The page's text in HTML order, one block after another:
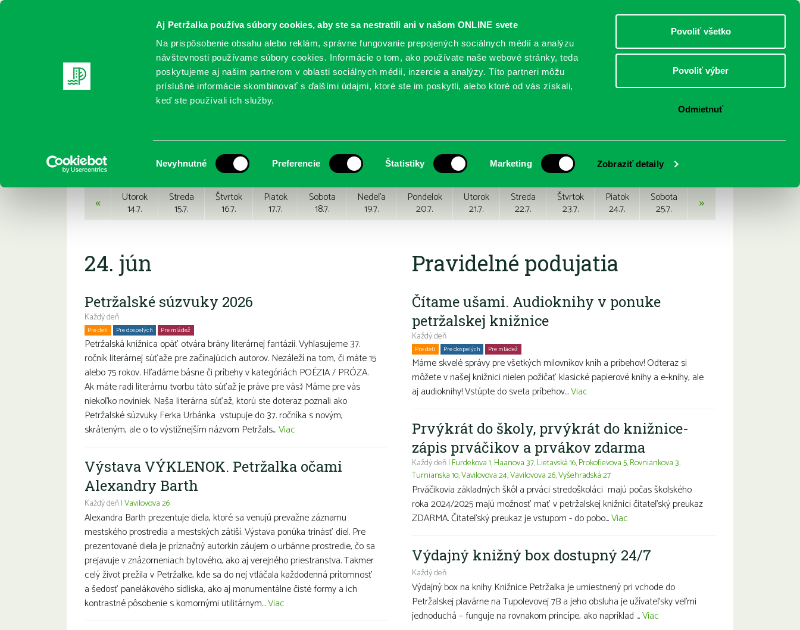
Aj Petržalka používa súbory cookies, aby ste sa nestratili ani v našom ONLINE svete
Na prispôsobenie obsahu alebo reklám, správne fungovanie prepojených sociálnych médií a analýzu
návštevnosti používame súbory cookies. Informácie o tom, ako používate naše webové stránky, teda
poskytujeme aj našim partnerom v oblasti sociálnych médií, inzercie a analýzy. Títo partneri môžu
príslušné informácie skombinovať s ďalšími údajmi, ktoré ste im poskytli, alebo ktoré od vás získali,
keď ste používali ich služby.
súhlasu
Nevyhnutné Preferencie Štatistiky Marketing Zobraziť detaily
Povoliť všetko
Povoliť výber
Odmietnuť
DOSPELÍ
REGISTRUJTE SA ONLINE KATALÓGY SLUŽBY PODUJATIA POBOČKY O KNIŽNICI
Podujatia
« Utorok
14.7.
Streda
15.7.
Štvrtok
16.7.
Piatok
17.7.
Sobota
18.7.
Nedeľa
19.7.
Pondelok
20.7.
Utorok
21.7.
Streda
22.7.
Štvrtok
23.7.
Piatok
24.7.
Sobota
25.7. »
24. jún
Petržalské súzvuky 2026
Každý deň
Pre deti Pre dospelých Pre mládež
Petržalská knižnica opäť otvára brány literárnej fantázii. Vyhlasujeme 37.
ročník literárnej súťaže pre začínajúcich autorov. Nezáleží na tom, či máte 15
alebo 75 rokov. Hľadáme básne či príbehy v kategóriách POÉZIA / PRÓZA.
Ak máte radi literárnu tvorbu táto súťaž je práve pre vás:) Máme pre vás
niekoľko noviniek. Naša literárna súťaž, ktorú ste doteraz poznali ako
Petržalské súzvuky Ferka Urbánka vstupuje do 37. ročníka s novým,
skráteným, ale o to výstižnejším názvom Petržals...Viac
Výstava VÝKLENOK. Petržalka očami
Alexandry Barth
Každý deň |Vavilovova 26
Alexandra Barth prezentuje diela, ktoré sa venujú prevažne záznamu
mestského prostredia a mestských zátiší. Výstava ponúka trinásť diel. Pre
prezentované diela je príznačný autorkin záujem o urbánne prostredie, čo sa
prejavuje v znázorneniach bytového, ako aj verejného priestranstva. Takmer
celý život prežila v Petržalke, kde sa do nej vtláčala každodenná prítomnosť
a šedosť panelákového sídliska, ako aj monumentálne čisté formy a ich
kontrastné pôsobenie s komornými utilitárnym...Viac
Pravidelné podujatia
Čítame ušami. Audioknihy v ponuke
petržalskej knižnice
Každý deň
Pre deti Pre dospelých Pre mládež
Máme skvelé správy pre všetkých milovníkov kníh a príbehov! Odteraz si
môžete v našej knižnici nielen požičať klasické papierové knihy a e-knihy, ale
aj audioknihy! Vstúpte do sveta príbehov...Viac
Prvýkrát do školy, prvýkrát do knižnice-
zápis prváčikov a prvákov zdarma
Každý deň | Furdekova 1,Haanova 37,Lietavská 16,Prokofievova 5,Rovniankova 3,
Turnianska 10,Vavilovova 24,Vavilovova 26,Vyšehradská 27
Prváčikovia základných škôl a prváci stredoškoláci majú počas školského
roka 2024/2025 majú možnosť mať v petržalskej knižnici čitateľský preukaz
ZDARMA. Čitateľský preukaz je vstupom - do pobo...Viac
Výdajný knižný box dostupný 24/7
Každý deň
Výdajný box na knihy Knižnice Petržalka je umiestnený pri vchode do
Petržalskej plavárne na Tupolevovej 7B a jeho obsluha je užívateľsky veľmi
jednoduchá – funguje na rovnakom princípe, ako napríklad ...Viac